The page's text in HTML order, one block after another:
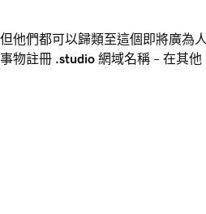
他們都可以歸類至這個即將廣為人
物註冊 .studio 網域名稱 – 在其他